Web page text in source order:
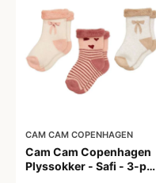
CAM CAM COPENHAGEN
Cam Cam Copenhagen
Plyssokker - Safi - 3-pak